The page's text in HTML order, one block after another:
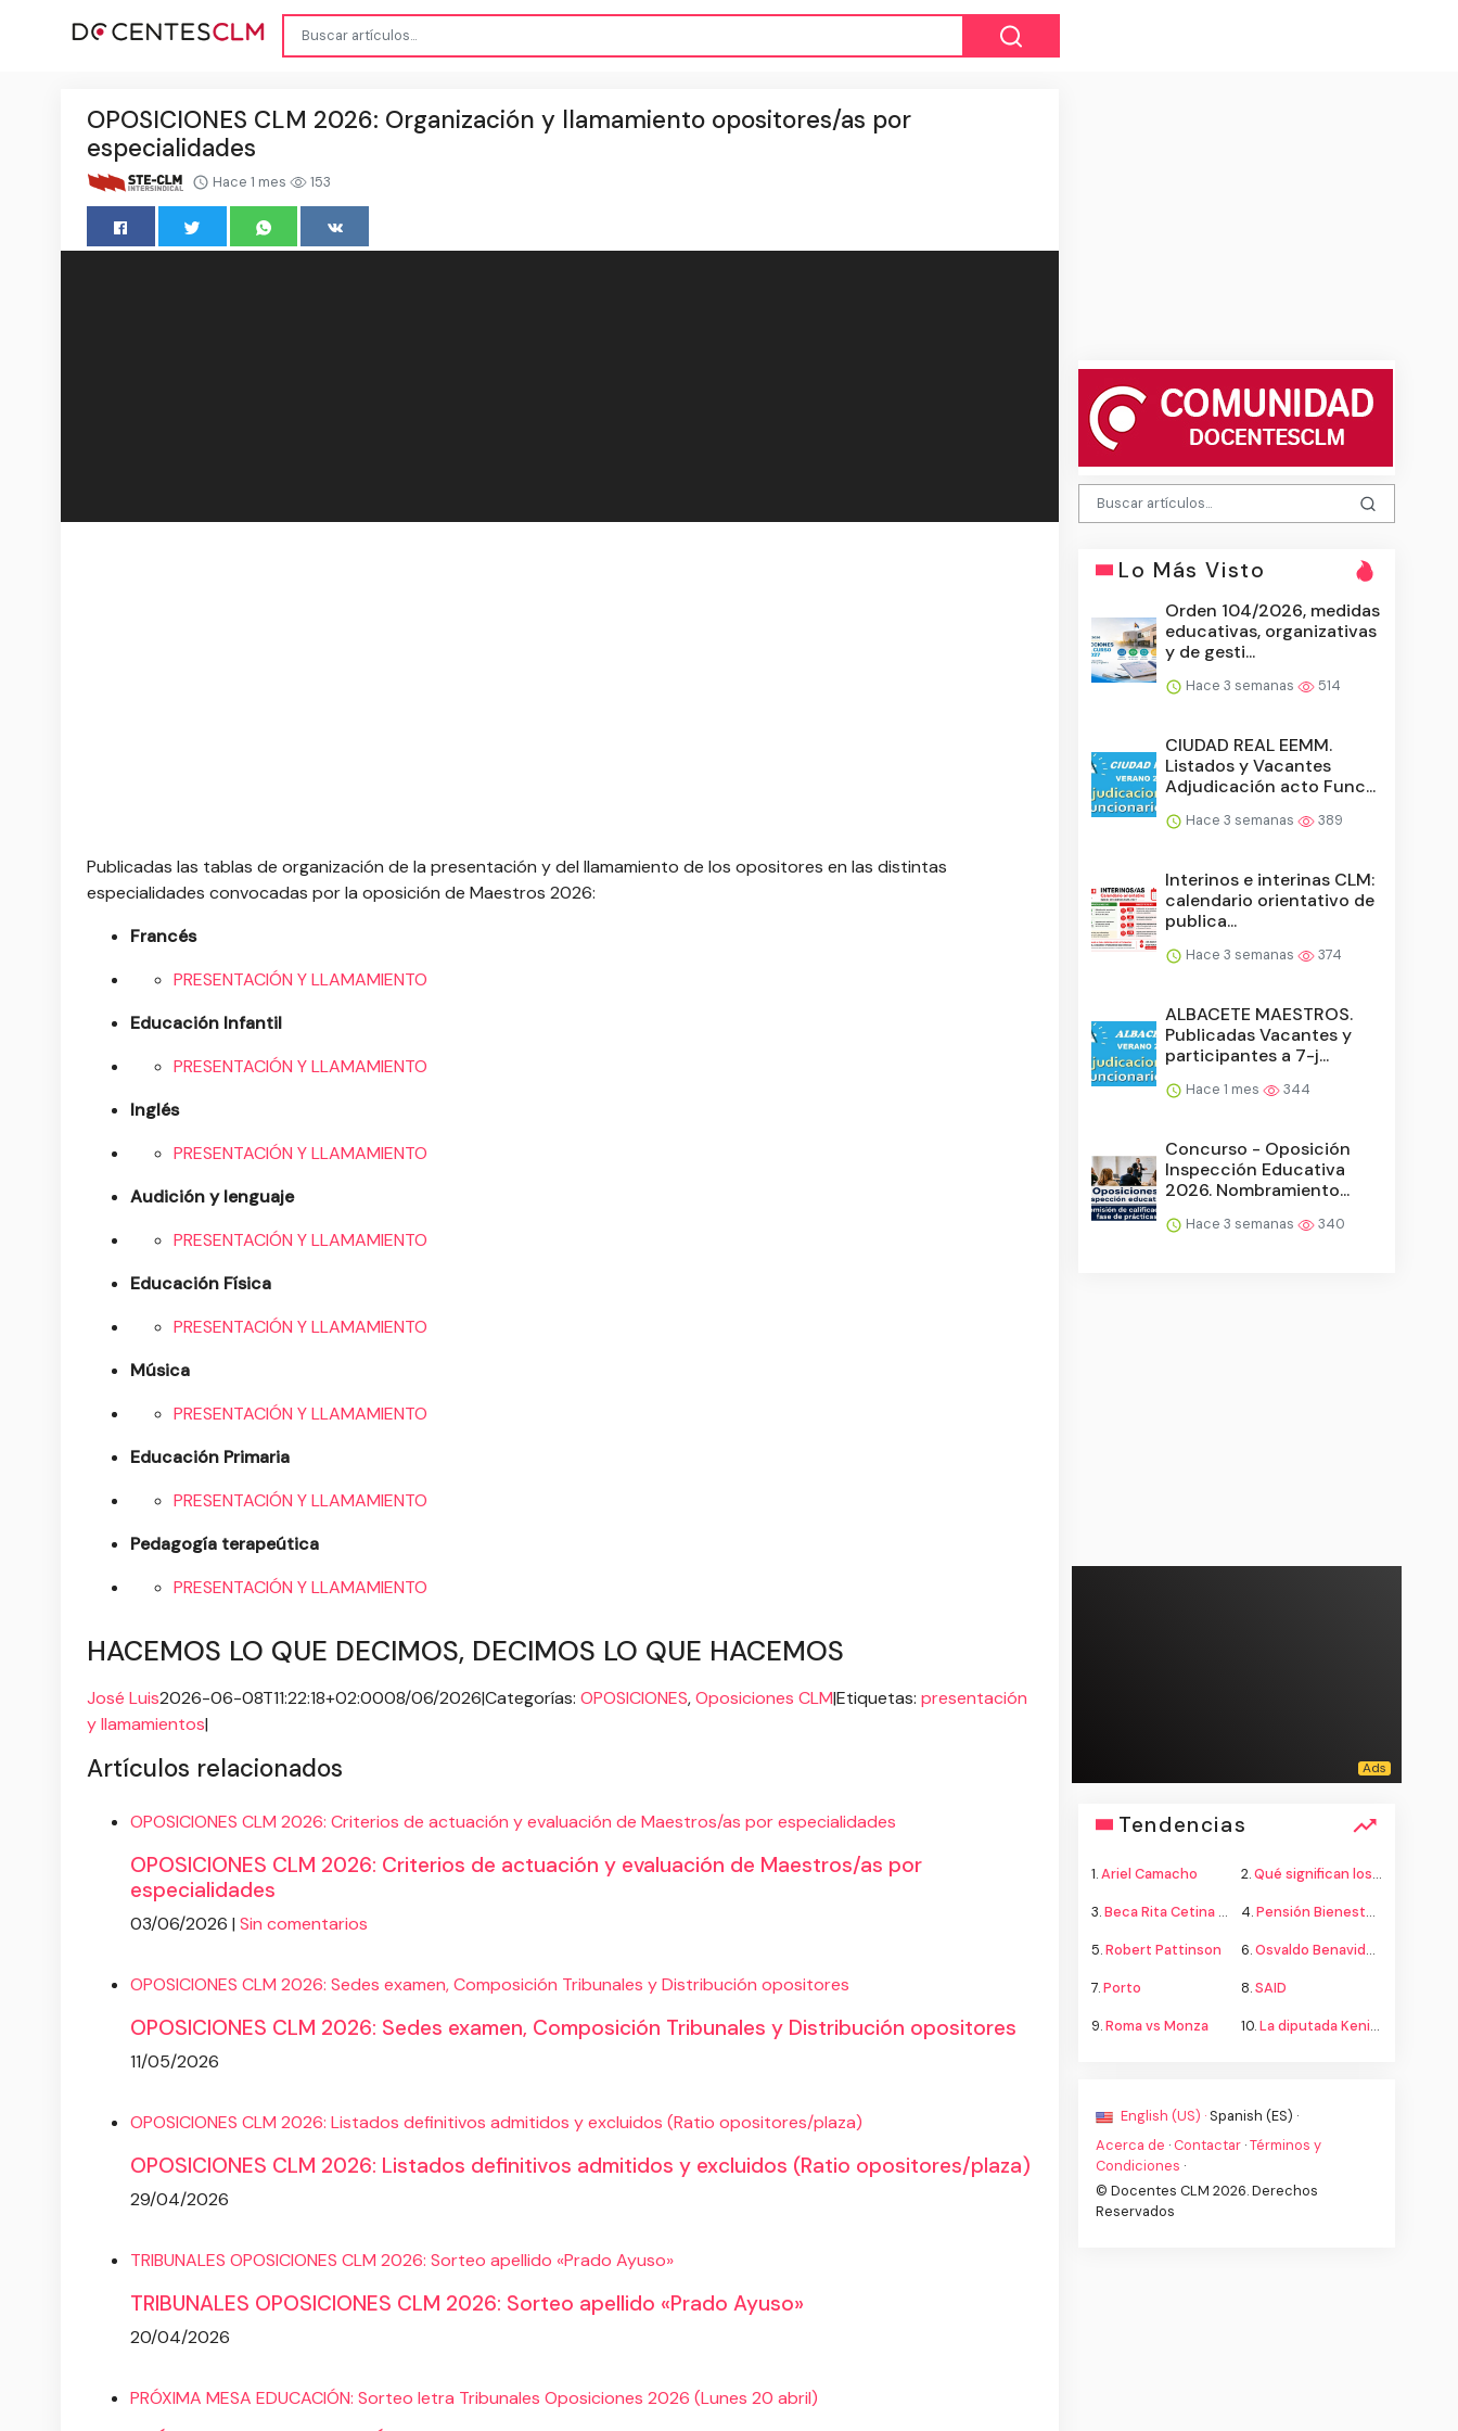
OPOSICIONES CLM 2026: Organización y llamamiento opositores/as por
especialidades
Hace 1 mes 153
Publicadas las tablas de organización de la presentación y del llamamiento de los opositores en las distintas
especialidades convocadas por la oposición de Maestros 2026:
Francés
PRESENTACIÓN Y LLAMAMIENTO
Educación Infantil
PRESENTACIÓN Y LLAMAMIENTO
Inglés
PRESENTACIÓN Y LLAMAMIENTO
Audición y lenguaje
PRESENTACIÓN Y LLAMAMIENTO
Educación Física
PRESENTACIÓN Y LLAMAMIENTO
Música
PRESENTACIÓN Y LLAMAMIENTO
Educación Primaria
PRESENTACIÓN Y LLAMAMIENTO
Pedagogía terapeútica
PRESENTACIÓN Y LLAMAMIENTO
HACEMOS LO QUE DECIMOS, DECIMOS LO QUE HACEMOS
José Luis2026-06-08T11:22:18+02:0008/06/2026|Categorías: OPOSICIONES,Oposiciones CLM|Etiquetas: presentación
y llamamientos|
Artículos relacionados
OPOSICIONES CLM 2026: Criterios de actuación y evaluación de Maestros/as por especialidades
OPOSICIONES CLM 2026: Criterios de actuación y evaluación de Maestros/as por
especialidades
03/06/2026 | Sin comentarios
OPOSICIONES CLM 2026: Sedes examen, Composición Tribunales y Distribución opositores
OPOSICIONES CLM 2026: Sedes examen, Composición Tribunales y Distribución opositores
11/05/2026
OPOSICIONES CLM 2026: Listados definitivos admitidos y excluidos (Ratio opositores/plaza)
OPOSICIONES CLM 2026: Listados definitivos admitidos y excluidos (Ratio opositores/plaza)
29/04/2026
TRIBUNALES OPOSICIONES CLM 2026: Sorteo apellido «Prado Ayuso»
TRIBUNALES OPOSICIONES CLM 2026: Sorteo apellido «Prado Ayuso»
20/04/2026
PRÓXIMA MESA EDUCACIÓN: Sorteo letra Tribunales Oposiciones 2026 (Lunes 20 abril)
Lo Más Visto
Orden 104/2026, medidas
educativas, organizativas
y de gesti...
Hace 3 semanas 514
CIUDAD REAL EEMM.
Listados y Vacantes
Adjudicación acto Func...
Hace 3 semanas 389
Interinos e interinas CLM:
calendario orientativo de
publica...
Hace 3 semanas 374
ALBACETE MAESTROS.
Publicadas Vacantes y
participantes a 7-j...
Hace 1 mes 344
Concurso - Oposición
Inspección Educativa
2026. Nombramiento...
Hace 3 semanas 340
Tendencias
1.Ariel Camacho 2.Qué significan los colores de la bandera
3.Beca Rita Cetina secundaria 4.Pensión Bienestar adultos mayores
5.Robert Pattinson 6.Osvaldo Benavides
7.Porto 8.SAID
9.Roma vs Monza 10.La diputada Kenia López propone cambiar el nombre del país a México
English (US) · Spanish (ES) ·
Acerca de · Contactar ·Términos y
Condiciones ·
© Docentes CLM 2026. Derechos
Reservados